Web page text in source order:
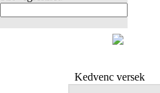
Kedvenc versek